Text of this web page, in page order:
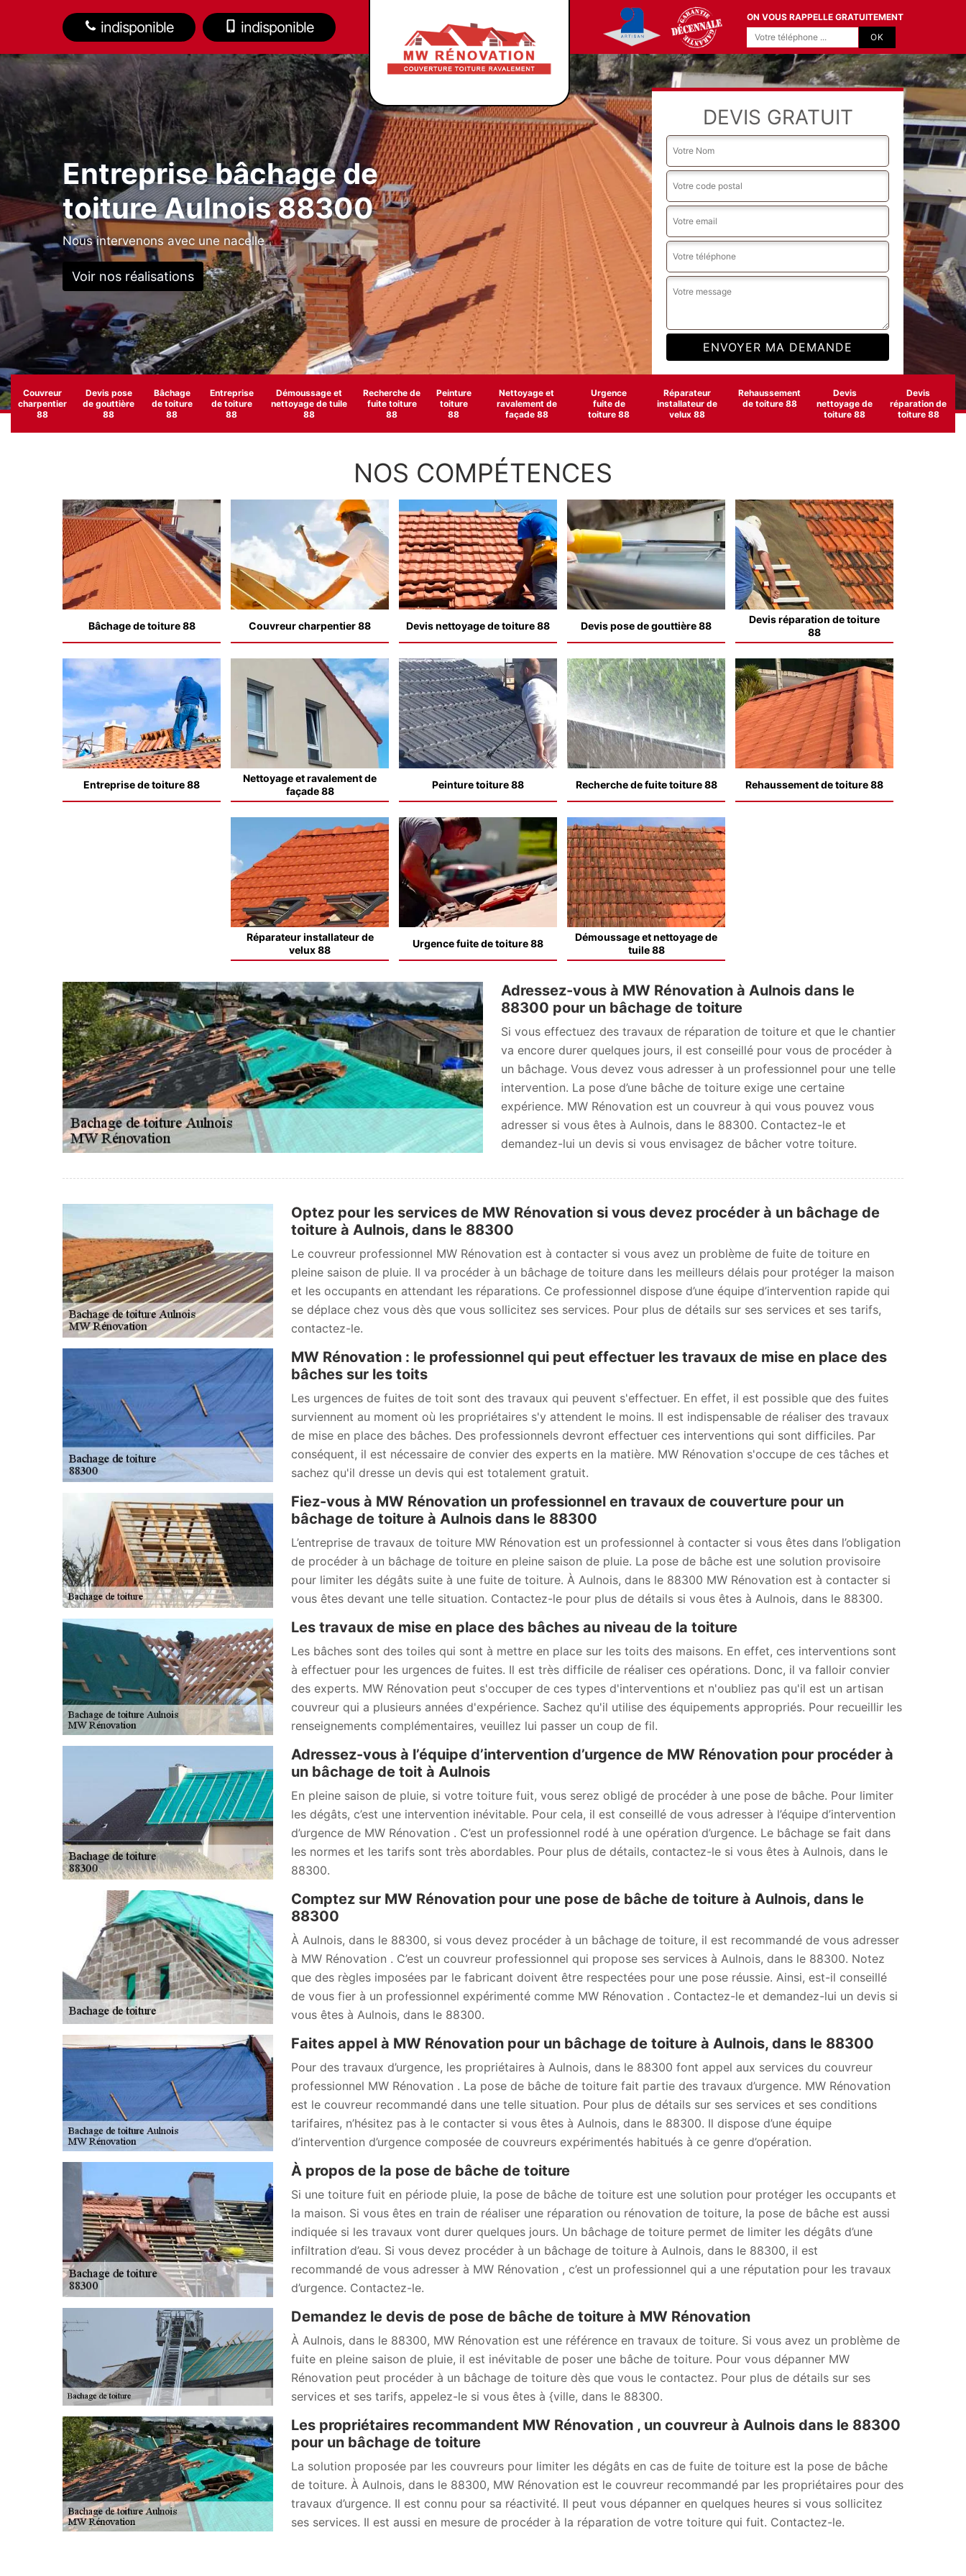
indisponible indisponible
ON VOUS RAPPELLE GRATUITEMENT
Entreprise bâchage de
toiture Aulnois 88300
Nous intervenons avec une nacelle
Voir nos réalisations
DEVIS GRATUIT
Couvreur
charpentier
88
Devis pose
de gouttière
88
Bâchage
de toiture
88
Entreprise
de toiture
88
Démoussage et
nettoyage de tuile
88
Recherche de
fuite toiture
88
Peinture
toiture
88
Nettoyage et
ravalement de
façade 88
Urgence
fuite de
toiture 88
Réparateur
installateur de
velux 88
Rehaussement
de toiture 88
Devis
nettoyage de
toiture 88
Devis
réparation de
toiture 88
NOS COMPÉTENCES
Bâchage de toiture 88 Couvreur charpentier 88 Devis nettoyage de toiture 88 Devis pose de gouttière 88
Devis réparation de toiture
88
Entreprise de toiture 88
Nettoyage et ravalement de
façade 88
Peinture toiture 88 Recherche de fuite toiture 88 Rehaussement de toiture 88
Réparateur installateur de
velux 88
Urgence fuite de toiture 88
Démoussage et nettoyage de
tuile 88
Adressez-vous à MW Rénovation à Aulnois dans le
88300 pour un bâchage de toiture
Si vous effectuez des travaux de réparation de toiture et que le chantier
va encore durer quelques jours, il est conseillé pour vous de procéder à
un bâchage. Vous devez vous adresser à un professionnel pour une telle
intervention. La pose d’une bâche de toiture exige une certaine
expérience. MW Rénovation est un couvreur à qui vous pouvez vous
adresser si vous êtes à Aulnois, dans le 88300. Contactez-le et
demandez-lui un devis si vous envisagez de bâcher votre toiture.
Optez pour les services de MW Rénovation si vous devez procéder à un bâchage de
toiture à Aulnois, dans le 88300
Le couvreur professionnel MW Rénovation est à contacter si vous avez un problème de fuite de toiture en
pleine saison de pluie. Il va procéder à un bâchage de toiture dans les meilleurs délais pour protéger la maison
et les occupants en attendant les réparations. Ce professionnel dispose d’une équipe d’intervention rapide qui
se déplace chez vous dès que vous sollicitez ses services. Pour plus de détails sur ses services et ses tarifs,
contactez-le.
MW Rénovation : le professionnel qui peut effectuer les travaux de mise en place des
bâches sur les toits
Les urgences de fuites de toit sont des travaux qui peuvent s'effectuer. En effet, il est possible que des fuites
surviennent au moment où les propriétaires s'y attendent le moins. Il est indispensable de réaliser des travaux
de mise en place des bâches. Des professionnels devront effectuer ces interventions qui sont difficiles. Par
conséquent, il est nécessaire de convier des experts en la matière. MW Rénovation s'occupe de ces tâches et
sachez qu'il dresse un devis qui est totalement gratuit.
Fiez-vous à MW Rénovation un professionnel en travaux de couverture pour un
bâchage de toiture à Aulnois dans le 88300
L’entreprise de travaux de toiture MW Rénovation est un professionnel à contacter si vous êtes dans l’obligation
de procéder à un bâchage de toiture en pleine saison de pluie. La pose de bâche est une solution provisoire
pour limiter les dégâts suite à une fuite de toiture. À Aulnois, dans le 88300 MW Rénovation est à contacter si
vous êtes devant une telle situation. Contactez-le pour plus de détails si vous êtes à Aulnois, dans le 88300.
Les travaux de mise en place des bâches au niveau de la toiture
Les bâches sont des toiles qui sont à mettre en place sur les toits des maisons. En effet, ces interventions sont
à effectuer pour les urgences de fuites. Il est très difficile de réaliser ces opérations. Donc, il va falloir convier
des experts. MW Rénovation peut s'occuper de ces types d'interventions et n'oubliez pas qu'il est un artisan
couvreur qui a plusieurs années d'expérience. Sachez qu'il utilise des équipements appropriés. Pour recueillir les
renseignements complémentaires, veuillez lui passer un coup de fil.
Adressez-vous à l’équipe d’intervention d’urgence de MW Rénovation pour procéder à
un bâchage de toit à Aulnois
En pleine saison de pluie, si votre toiture fuit, vous serez obligé de procéder à une pose de bâche. Pour limiter
les dégâts, c’est une intervention inévitable. Pour cela, il est conseillé de vous adresser à l’équipe d’intervention
d’urgence de MW Rénovation . C’est un professionnel rodé à une opération d’urgence. Le bâchage se fait dans
les normes et les tarifs sont très abordables. Pour plus de détails, contactez-le si vous êtes à Aulnois, dans le
88300.
Comptez sur MW Rénovation pour une pose de bâche de toiture à Aulnois, dans le
88300
À Aulnois, dans le 88300, si vous devez procéder à un bâchage de toiture, il est recommandé de vous adresser
à MW Rénovation . C’est un couvreur professionnel qui propose ses services à Aulnois, dans le 88300. Notez
que des règles imposées par le fabricant doivent être respectées pour une pose réussie. Ainsi, est-il conseillé
de vous fier à un professionnel expérimenté comme MW Rénovation . Contactez-le et demandez-lui un devis si
vous êtes à Aulnois, dans le 88300.
Faites appel à MW Rénovation pour un bâchage de toiture à Aulnois, dans le 88300
Pour des travaux d’urgence, les propriétaires à Aulnois, dans le 88300 font appel aux services du couvreur
professionnel MW Rénovation . La pose de bâche de toiture fait partie des travaux d’urgence. MW Rénovation
est le couvreur recommandé dans une telle situation. Pour plus de détails sur ses services et ses conditions
tarifaires, n’hésitez pas à le contacter si vous êtes à Aulnois, dans le 88300. Il dispose d’une équipe
d’intervention d’urgence composée de couvreurs expérimentés habitués à ce genre d’opération.
À propos de la pose de bâche de toiture
Si une toiture fuit en période pluie, la pose de bâche de toiture est une solution pour protéger les occupants et
la maison. Si vous êtes en train de réaliser une réparation ou rénovation de toiture, la pose de bâche est aussi
indiquée si les travaux vont durer quelques jours. Un bâchage de toiture permet de limiter les dégâts d’une
infiltration d’eau. Si vous devez procéder à un bâchage de toiture à Aulnois, dans le 88300, il est
recommandé de vous adresser à MW Rénovation , c’est un professionnel qui a une réputation pour les travaux
d’urgence. Contactez-le.
Demandez le devis de pose de bâche de toiture à MW Rénovation
À Aulnois, dans le 88300, MW Rénovation est une référence en travaux de toiture. Si vous avez un problème de
fuite en pleine saison de pluie, il est inévitable de poser une bâche de toiture. Pour vous dépanner MW
Rénovation peut procéder à un bâchage de toiture dès que vous le contactez. Pour plus de détails sur ses
services et ses tarifs, appelez-le si vous êtes à {ville, dans le 88300.
Les propriétaires recommandent MW Rénovation , un couvreur à Aulnois dans le 88300
pour un bâchage de toiture
La solution proposée par les couvreurs pour limiter les dégâts en cas de fuite de toiture est la pose de bâche
de toiture. À Aulnois, dans le 88300, MW Rénovation est le couvreur recommandé par les propriétaires pour des
travaux d’urgence. Il est connu pour sa réactivité. Il peut vous dépanner en quelques heures si vous sollicitez
ses services. Il est aussi en mesure de procéder à la réparation de votre toiture qui fuit. Contactez-le.